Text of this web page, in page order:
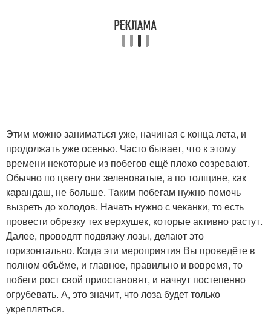
Этим можно заниматься уже, начиная с конца лета, и
продолжать уже осенью. Часто бывает, что к этому
времени некоторые из побегов ещё плохо созревают.
Обычно по цвету они зеленоватые, а по толщине, как
карандаш, не больше. Таким побегам нужно помочь
вызреть до холодов. Начать нужно с чеканки, то есть
провести обрезку тех верхушек, которые активно растут.
Далее, проводят подвязку лозы, делают это
горизонтально. Когда эти мероприятия Вы проведёте в
полном объёме, и главное, правильно и вовремя, то
побеги рост свой приостановят, и начнут постепенно
огрубевать. А, это значит, что лоза будет только
укрепляться.